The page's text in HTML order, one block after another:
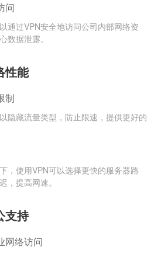
问
通过VPN安全地访问公司内部网络资
数据泄露。
性能
制
隐藏流量类型，防止限速，提供更好的
，使用VPN可以选择更快的服务器路
，提高网速。
支持
网络访问